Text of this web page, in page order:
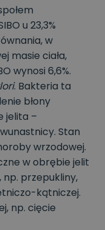
u 23,3%
w
masie ciała,
wynosi 6,6%.
. Bakteria ta
błony
jelita –
Stan
wrzodowej.
w obrębie jelit
np. przepukliny,
kątniczej.
np. cięcie